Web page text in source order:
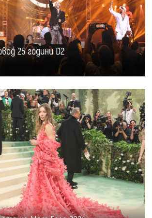
25 години D2